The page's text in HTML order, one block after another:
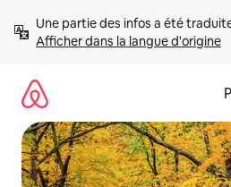
directement
Afficher dans la langue d'origine